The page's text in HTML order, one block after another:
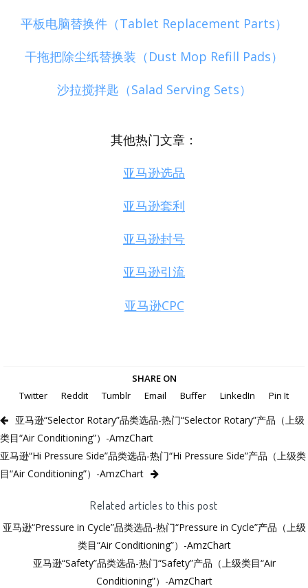
平板电脑替换件（Tablet Replacement Parts）
干拖把除尘纸替换装（Dust Mop Refill Pads）
沙拉搅拌匙（Salad Serving Sets）
其他热门文章：
亚马逊选品
亚马逊套利
亚马逊封号
亚马逊引流
亚马逊CPC
SHARE ON
Twitter
Reddit Tumblr Email Buffer LinkedIn Pin It
亚马逊“Selector Rotary”品类选品-热门“Selector Rotary”产品（上级
类目“Air Conditioning”）-AmzChart
亚马逊“Hi Pressure Side”品类选品-热门“Hi Pressure Side”产品（上级类
目“Air Conditioning”）-AmzChart
Related articles to this post
亚马逊“Pressure in Cycle”品类选品-热门“Pressure in Cycle”产品（上级
类目“Air Conditioning”）-AmzChart
亚马逊“Safety”品类选品-热门“Safety”产品（上级类目“Air
Conditioning”）-AmzChart